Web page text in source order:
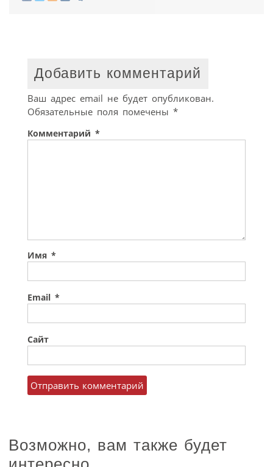
Добавить комментарий
Ваш адрес email не будет опубликован.
Обязательные поля помечены *
Комментарий *
Имя *
Email *
Сайт
Возможно, вам также будет